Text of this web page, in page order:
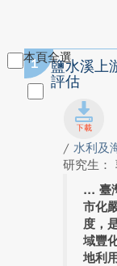
本頁全選
1
鹽水溪上
評估
/ 水利及
研究生：
臺
市化
度，
域豐
地利